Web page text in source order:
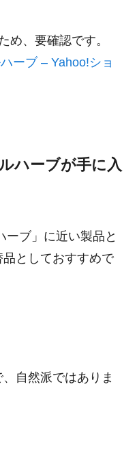
め、要確認です。
ーブ – Yahoo!ショ
ハーブが手に入
ーブ」に近い製品と
としておすすめで
自然派ではありま